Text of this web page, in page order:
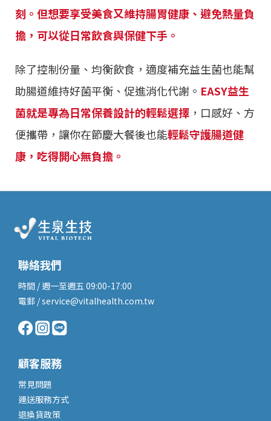
刻。但想要享受美食又維持腸胃健康、避免熱量負
擔，可以從日常飲食與保健下手。
除了控制份量、均衡飲食，適度補充益生菌也能幫
助腸道維持好菌平衡、促進消化代謝。 EASY益生
菌就是專為日常保養設計的輕鬆選擇 ，口感好、方
便攜帶，讓你在節慶大餐後也能輕鬆守護腸道健
康，吃得開心無負擔。
聯絡我們
時間 / 週一至週五 09:00-17:00
電郵 / service@vitalhealth.com.tw
顧客服務
常見問題
運送服務方式
退換貨政策